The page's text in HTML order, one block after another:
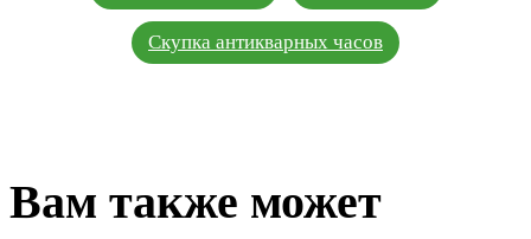
Скупка антикварных часов
Вам также может